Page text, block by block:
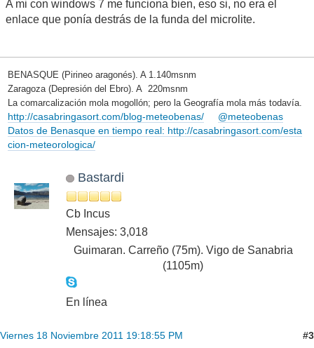
A mi con windows 7 me funciona bien, eso si, no era el
enlace que ponía destrás de la funda del microlite.
BENASQUE (Pirineo aragonés). A 1.140msnm
Zaragoza (Depresión del Ebro). A 220msnm
La comarcalización mola mogollón; pero la Geografía mola más todavía.
http://casabringasort.com/blog-meteobenas/
@meteobenas
Datos de Benasque en tiempo real: http://casabringasort.com/esta
cion-meteorologica/
Bastardi
Cb Incus
Mensajes: 3,018
Guimaran. Carreño (75m). Vigo de Sanabria
(1105m)
En línea
Viernes 18 Noviembre 2011 19:18:55 PM #3